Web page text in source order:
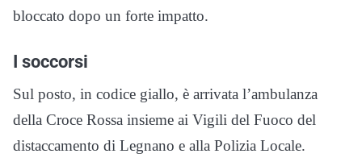
bloccato dopo un forte impatto.
I soccorsi
Sul posto, in codice giallo, è arrivata l’ambulanza
della Croce Rossa insieme ai Vigili del Fuoco del
distaccamento di Legnano e alla Polizia Locale.